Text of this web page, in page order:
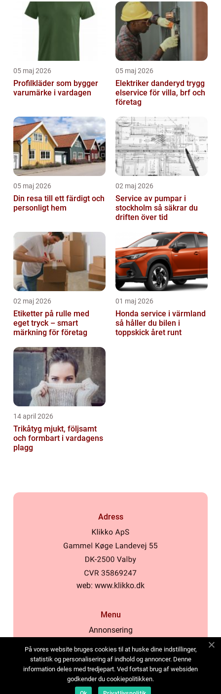
05 maj 2026
Profilkläder som bygger
varumärke i vardagen
05 maj 2026
Elektriker danderyd trygg
elservice för villa, brf och
företag
05 maj 2026
Din resa till ett färdigt och
personligt hem
02 maj 2026
Service av pumpar i
stockholm så säkrar du
driften över tid
02 maj 2026
Etiketter på rulle med
eget tryck – smart
märkning för företag
01 maj 2026
Honda service i värmland
så håller du bilen i
toppskick året runt
14 april 2026
Trikåtyg mjukt, följsamt
och formbart i vardagens
plagg
Adress
web: www.klikko.dk
Menu
Annonsering
Cookies
Kontakta oss
Sitemap
På vores website bruges cookies til at huske dine indstillinger,
statistik og personalisering af indhold og annoncer. Denne
information deles med tredjepart. Ved fortsat brug af websiden
godkender du cookiepolitikken.